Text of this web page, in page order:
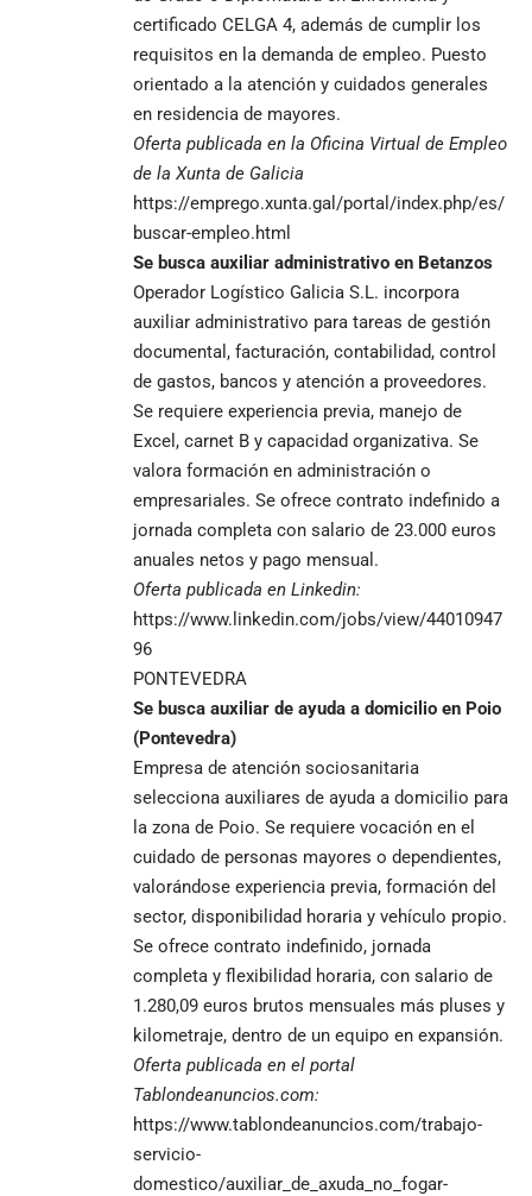
certificado CELGA 4, además de cumplir los
requisitos en la demanda de empleo. Puesto
orientado a la atención y cuidados generales
en residencia de mayores.
Oferta publicada en la Oficina Virtual de Empleo
de la Xunta de Galicia
https://emprego.xunta.gal/portal/index.php/es/
buscar-empleo.html
Se busca auxiliar administrativo en Betanzos
Operador Logístico Galicia S.L. incorpora
auxiliar administrativo para tareas de gestión
documental, facturación, contabilidad, control
de gastos, bancos y atención a proveedores.
Se requiere experiencia previa, manejo de
Excel, carnet B y capacidad organizativa. Se
valora formación en administración o
empresariales. Se ofrece contrato indefinido a
jornada completa con salario de 23.000 euros
anuales netos y pago mensual.
Oferta publicada en Linkedin:
https://www.linkedin.com/jobs/view/44010947
96
PONTEVEDRA
Se busca auxiliar de ayuda a domicilio en Poio
(Pontevedra)
Empresa de atención sociosanitaria
selecciona auxiliares de ayuda a domicilio para
la zona de Poio. Se requiere vocación en el
cuidado de personas mayores o dependientes,
valorándose experiencia previa, formación del
sector, disponibilidad horaria y vehículo propio.
Se ofrece contrato indefinido, jornada
completa y flexibilidad horaria, con salario de
1.280,09 euros brutos mensuales más pluses y
kilometraje, dentro de un equipo en expansión.
Oferta publicada en el portal
Tablondeanuncios.com:
https://www.tablondeanuncios.com/trabajo-
servicio-
domestico/auxiliar_de_axuda_no_fogar-